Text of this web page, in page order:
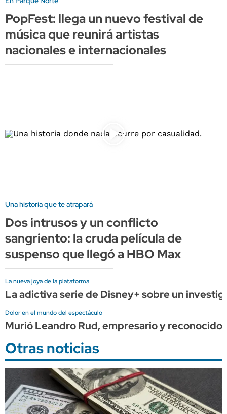
PopFest: llega un nuevo festival de
música que reunirá artistas
nacionales e internacionales
Una historia que te atrapará
Dos intrusos y un conflicto
sangriento: la cruda película de
suspenso que llegó a HBO Max
La nueva joya de la plataforma
La adictiva serie de Disney+ sobre un
Dolor en el mundo del espectáculo
Murió Leandro Rud, empresario y
Otras noticias